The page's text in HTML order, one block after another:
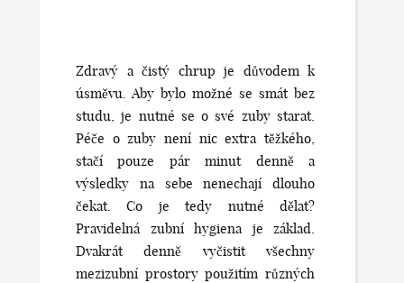
Zdravý a čistý chrup je důvodem k
úsměvu. Aby bylo možné se smát bez
studu, je nutné se o své zuby starat.
Péče o zuby není nic extra těžkého,
stačí pouze pár minut denně a
výsledky na sebe nenechají dlouho
čekat. Co je tedy nutné dělat?
Pravidelná zubní hygiena je základ.
Dvakrát denně vyčistit všechny
mezizubní prostory použitím různých